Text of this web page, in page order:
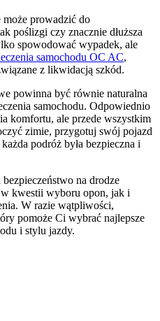
może prowadzić do
poślizgi czy znacznie dłuższa
spowodować wypadek, ale
samochodu OC AC,
z likwidacją szkód.
powinna być równie naturalna
samochodu. Odpowiednio
komfortu, ale przede wszystkim
zimie, przygotuj swój pojazd
podróż była bezpieczna i
na drodze
kwestii wyboru opon, jak i
W razie wątpliwości,
pomoże Ci wybrać najlepsze
i stylu jazdy.